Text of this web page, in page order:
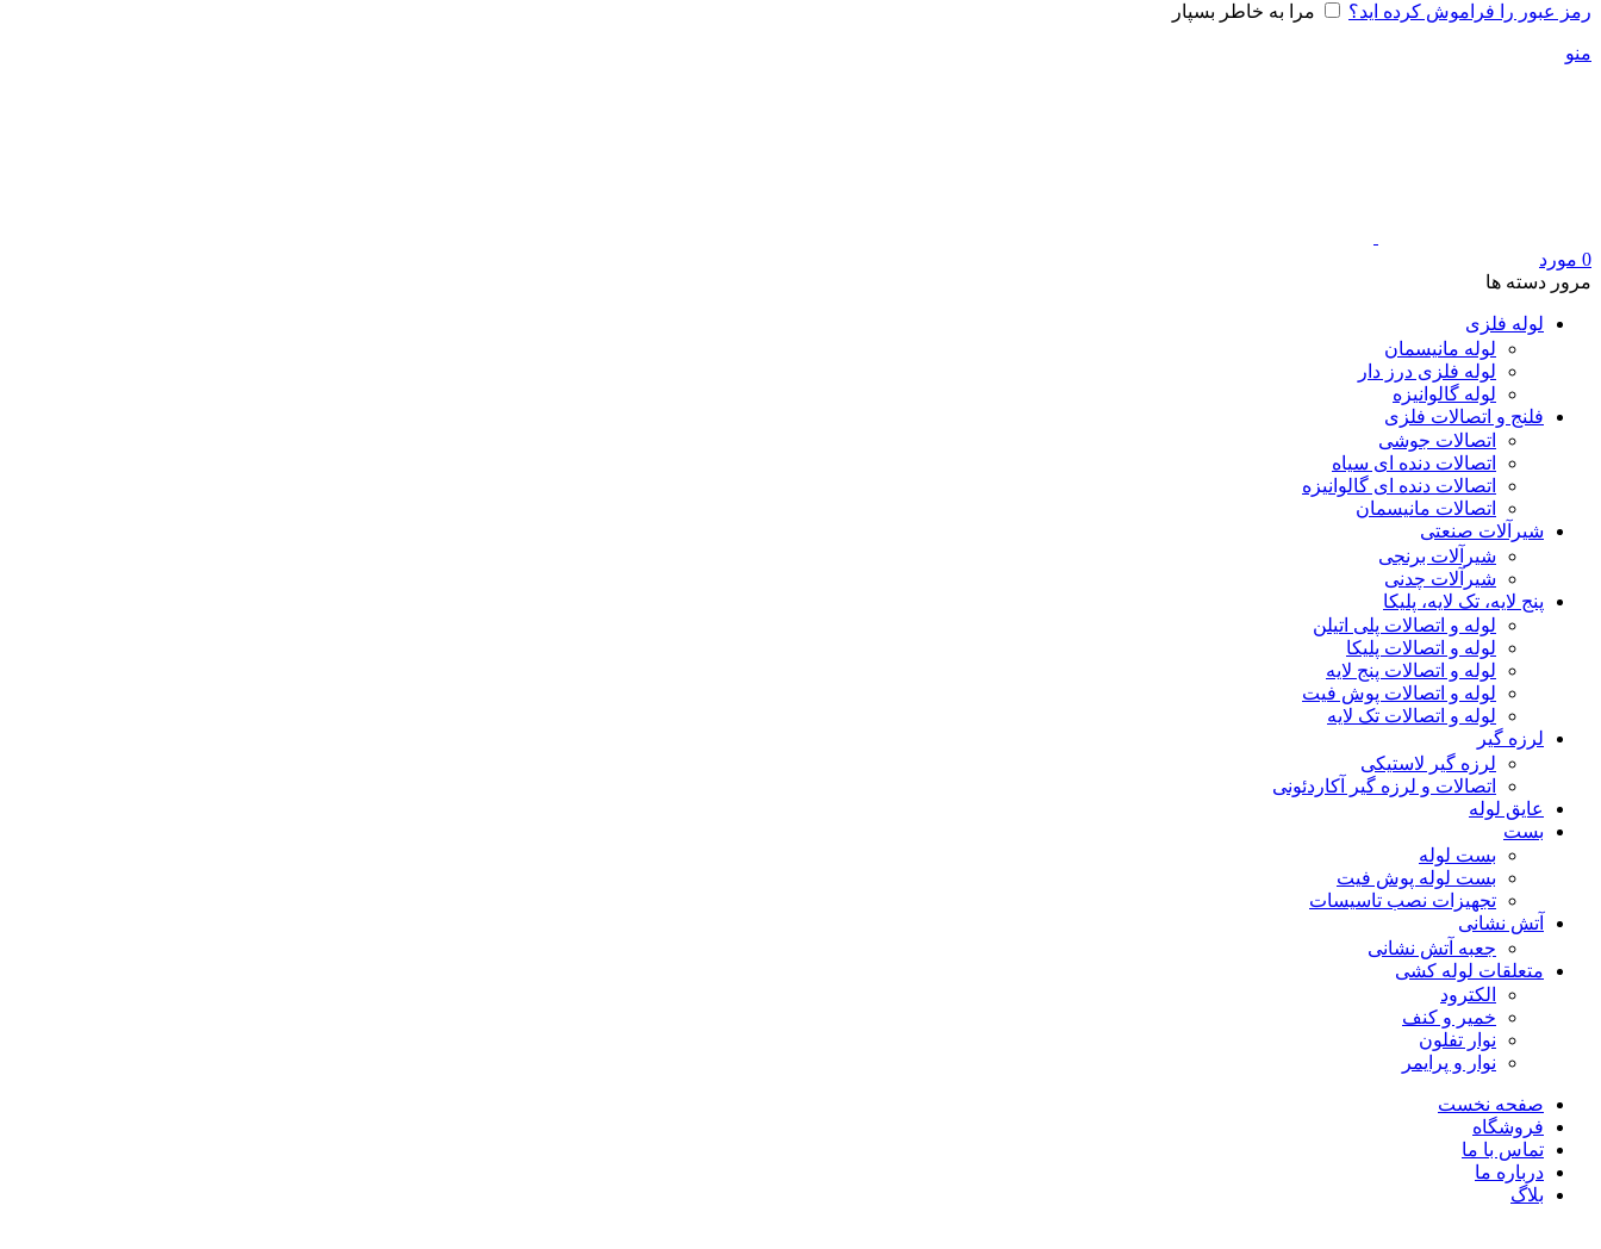
رمز عبور را فراموش کرده اید؟ مرا به خاطر بسپار
منو
0 مورد
مرور دسته ها
لوله فلزی
لوله مانیسمان
لوله فلزی درز دار
لوله گالوانیزه
فلنج و اتصالات فلزی
اتصالات جوشی
اتصالات دنده ای سیاه
اتصالات دنده ای گالوانیزه
اتصالات مانیسمان
شیرآلات صنعتی
شیرآلات برنجی
شیرآلات چدنی
پنج لایه، تک لایه، پلیکا
لوله و اتصالات پلی اتیلن
لوله و اتصالات پلیکا
لوله و اتصالات پنج لایه
لوله و اتصالات پوش فیت
لوله و اتصالات تک لایه
لرزه گیر
لرزه گیر لاستیکی
اتصالات و لرزه گیر آکاردئونی
عایق لوله
بست
بست لوله
بست لوله پوش فیت
تجهیزات نصب تاسیسات
آتش نشانی
جعبه آتش نشانی
متعلقات لوله کشی
الکترود
خمیر و کنف
نوار تفلون
نوار و پرایمر
صفحه نخست
فروشگاه
تماس با ما
درباره ما
بلاگ